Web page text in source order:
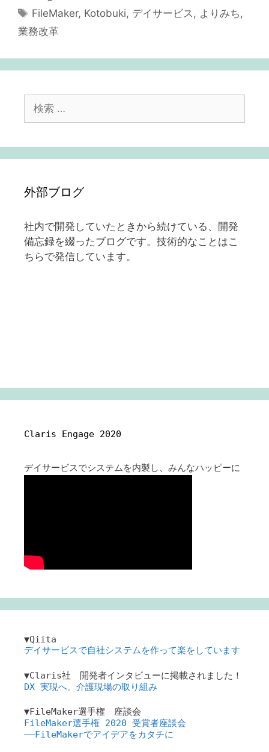
テ
リ
タ
グ
FileMaker, Kotobuki, デイサービス , よりみち ,
業務改革
索:
外部ブログ
社内で開発していたときから続けている、開発
備忘録を綴ったブログです。技術的なことはこ
ちらで発信しています。
Claris Engage 2020
デイサービスでシステムを内製し、みんなハッピーに
▼Qiita
デイサービスで自社システムを作って楽をしています
▼Claris社 開発者インタビューに掲載されました！
DX 実現へ。介護現場の取り組み
▼FileMaker選手権 座談会
FileMaker選手権 2020 受賞者座談会
――FileMakerでアイデアをカタチに